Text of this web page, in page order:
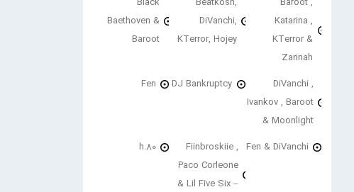
Baroot ,
Katarina ,
KTerror &
Zarinah
Beatkosh,
DiVanchi,
KTerror, Hojey
Black
Baethoven &
Baroot
DiVanchi ,
Ivankov , Baroot
& Moonlight
DJ Bankruptcy
Fen
Fen & DiVanchi
Fiinbroskiie ,
Paco Corleone
& Lil Five Six –
h.80